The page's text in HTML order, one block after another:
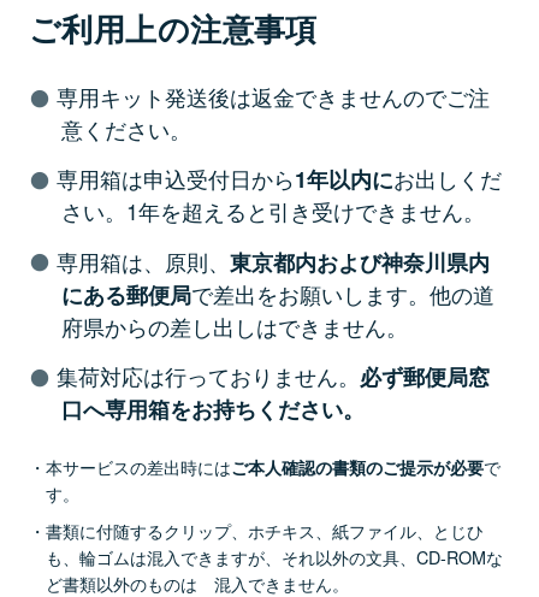
ご利用上の注意事項
専用キット発送後は返金できませんのでご注
意ください。
専用箱は申込受付日から1年以内にお出しくだ
さい。1年を超えると引き受けできません。
専用箱は、原則、東京都内および神奈川県内
にある郵便局で差出をお願いします。他の道
府県からの差し出しはできません。
集荷対応は行っておりません。 必ず郵便局窓
口へ専用箱をお持ちください。
本サービスの差出時にはご本人確認の書類のご提示が必要で
す。
書類に付随するクリップ、ホチキス、紙ファイル、とじひ
も、輪ゴムは混入できますが、それ以外の文具、CD-ROMな
ど書類以外のものは 混入できません。